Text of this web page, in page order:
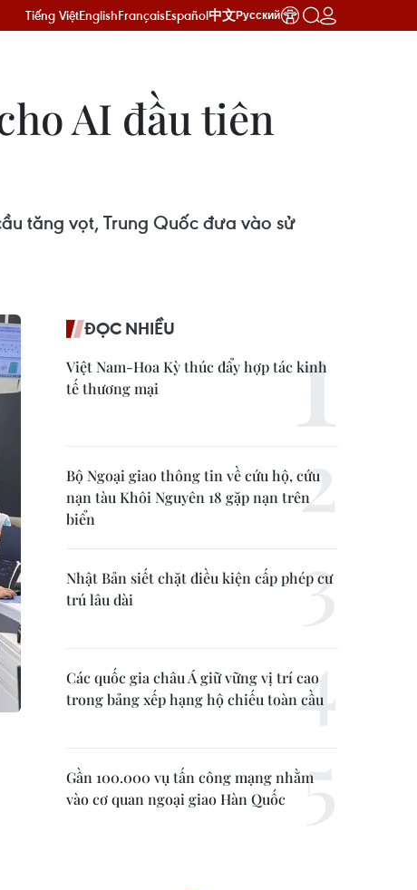
Tiếng ViệtEnglishFrançaisEspañol中文Русский
AI đầu tiên
tăng vọt, Trung Quốc đưa vào sử
ĐỌC NHIỀU
Việt Nam-Hoa Kỳ thúc đẩy hợp tác kinh
tế thương mại
Bộ Ngoại giao thông tin về cứu hộ, cứu
nạn tàu Khôi Nguyên 18 gặp nạn trên
biển
Nhật Bản siết chặt điều kiện cấp phép cư
trú lâu dài
Các quốc gia châu Á giữ vững vị trí cao
trong bảng xếp hạng hộ chiếu toàn cầu
Gần 100.000 vụ tấn công mạng nhằm
vào cơ quan ngoại giao Hàn Quốc